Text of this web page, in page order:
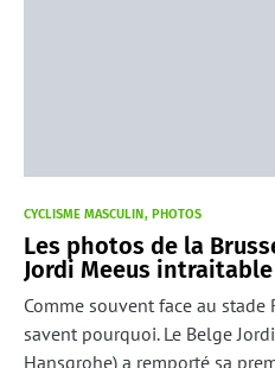
CYCLISME MASCULIN PHOTOS
Les photos de la
Jordi Meeus intraitable
Comme souvent face au
savent pourquoi. Le Belge
Hansgrohe) a remporté sa